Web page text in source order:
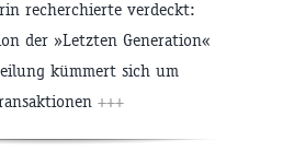
recherchierte verdeckt:
der »Letzten Generation«
kümmert sich um
+++